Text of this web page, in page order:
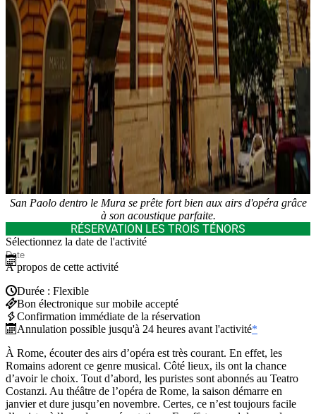
San Paolo dentro le Mura se prête fort bien aux airs d'opéra grâce
à son acoustique parfaite.
RÉSERVATION LES TROIS TÉNORS
Sélectionnez la date de l'activité
À propos de cette activité
Durée : Flexible
Bon électronique sur mobile accepté
Confirmation immédiate de la réservation
Annulation possible jusqu'à 24 heures avant l'activité*
À Rome, écouter des airs d’opéra est très courant. En effet, les
Romains adorent ce genre musical. Côté lieux, ils ont la chance
d’avoir le choix. Tout d’abord, les puristes sont abonnés au Teatro
Costanzi. Au théâtre de l’opéra de Rome, la saison démarre en
janvier et dure jusqu’en novembre. Certes, ce n’est toujours facile